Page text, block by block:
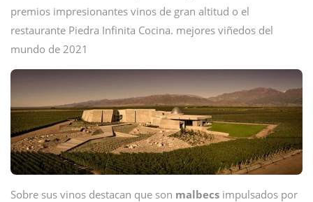
premios impresionantes vinos de gran altitud o el
restaurante Piedra Infinita Cocina. mejores viñedos del
mundo de 2021
Sobre sus vinos destacan que son malbecs impulsados por